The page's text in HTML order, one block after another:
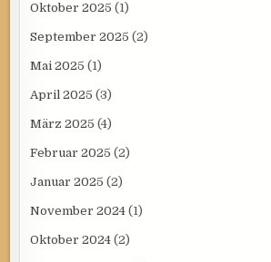
Oktober 2025 (1)
September 2025 (2)
Mai 2025 (1)
April 2025 (3)
März 2025 (4)
Februar 2025 (2)
Januar 2025 (2)
November 2024 (1)
Oktober 2024 (2)